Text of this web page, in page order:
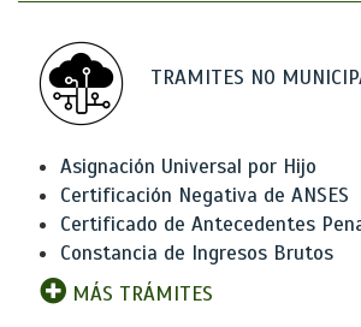
TRAMITES NO
Asignación Universal por Hijo
Certificación Negativa de ANSES
Certificado de Antecedentes
Constancia de Ingresos Brutos
MÁS TRÁMITES